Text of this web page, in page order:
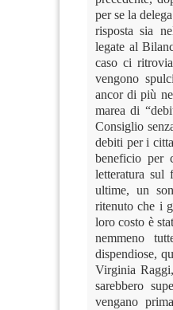
per se la
risposta sia
legate al
caso ci
vengono
ancor di più
marea di
Consiglio
debiti per i
beneficio per
letteratura
ultime, un
ritenuto che i
loro costo è
nemmeno
dispendiose,
Virginia
sarebbero
vengano